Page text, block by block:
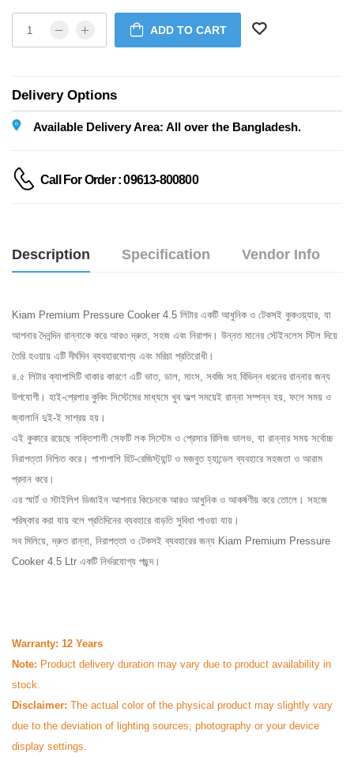
ADD TO CART
Delivery Options
Available Delivery Area: All over the Bangladesh.
Call For Order : 09613-800800
Description Specification Vendor Info
Kiam Premium Pressure Cooker 4.5 লিটার একটি আধুনিক ও টেকসই কুকওয়্যার, যা
আপনার দৈনন্দিন রান্নাকে করে আরও দ্রুত, সহজ এবং নিরাপদ। উন্নত মানের স্টেইনলেস স্টিল দিয়ে
তৈরি হওয়ায় এটি দীর্ঘদিন ব্যবহারযোগ্য এবং মরিচা প্রতিরোধী।
৪.৫ লিটার ক্যাপাসিটি থাকার কারণে এটি ভাত, ডাল, মাংস, সবজি সহ বিভিন্ন ধরনের রান্নার জন্য
উপযোগী। হাই-প্রেশার কুকিং সিস্টেমের মাধ্যমে খুব অল্প সময়েই রান্না সম্পন্ন হয়, ফলে সময় ও
জ্বালানি দুই-ই সাশ্রয় হয়।
এই কুকারে রয়েছে শক্তিশালী সেফটি লক সিস্টেম ও প্রেসার রিলিজ ভালভ, যা রান্নার সময় সর্বোচ্চ
নিরাপত্তা নিশ্চিত করে। পাশাপাশি হিট-রেজিস্ট্যান্ট ও মজবুত হ্যান্ডেল ব্যবহারে সহজতা ও আরাম
প্রদান করে।
এর স্মার্ট ও স্টাইলিশ ডিজাইন আপনার কিচেনকে আরও আধুনিক ও আকর্ষণীয় করে তোলে। সহজে
পরিষ্কার করা যায় বলে প্রতিদিনের ব্যবহারে বাড়তি সুবিধা পাওয়া যায়।
সব মিলিয়ে, দ্রুত রান্না, নিরাপত্তা ও টেকসই ব্যবহারের জন্য Kiam Premium Pressure
Cooker 4.5 Ltr একটি নির্ভরযোগ্য পছন্দ।
Warranty: 12 Years
Note: Product delivery duration may vary due to product availability in
stock.
Disclaimer: The actual color of the physical product may slightly vary
due to the deviation of lighting sources, photography or your device
display settings.